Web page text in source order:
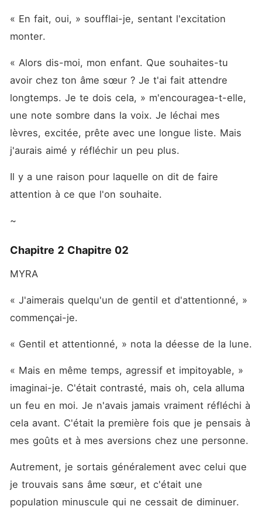
« En fait, oui, » soufflai-je, sentant l'excitation
monter.
« Alors dis-moi, mon enfant. Que souhaites-tu
avoir chez ton âme sœur ? Je t'ai fait attendre
longtemps. Je te dois cela, » m'encouragea-t-elle,
une note sombre dans la voix. Je léchai mes
lèvres, excitée, prête avec une longue liste. Mais
j'aurais aimé y réfléchir un peu plus.
Il y a une raison pour laquelle on dit de faire
attention à ce que l'on souhaite.
~
Chapitre 2 Chapitre 02
MYRA
« J'aimerais quelqu'un de gentil et d'attentionné, »
commençai-je.
« Gentil et attentionné, » nota la déesse de la lune.
« Mais en même temps, agressif et impitoyable, »
imaginai-je. C'était contrasté, mais oh, cela alluma
un feu en moi. Je n'avais jamais vraiment réfléchi à
cela avant. C'était la première fois que je pensais à
mes goûts et à mes aversions chez une personne.
Autrement, je sortais généralement avec celui que
je trouvais sans âme sœur, et c'était une
population minuscule qui ne cessait de diminuer.